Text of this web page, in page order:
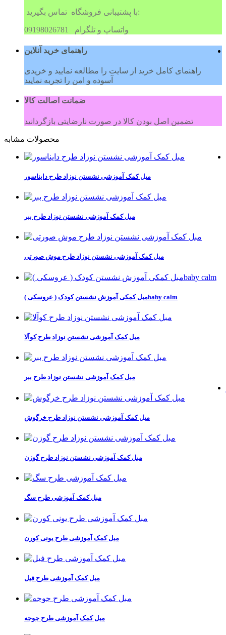
با پشتیبانی فروشگاه تماس بگیرید:
09198026781 واتساپ و تلگرام
راهنمای خرید آنلاین
راهنمای کامل خرید از سایت را مطالعه نمایید و خریدی
آسوده و امن را تجربه نمایید
ضمانت اصالت کالا
تضمین اصل بودن کالا در صورت نارضایتی بازگردانید
محصولات مشابه
مبل کمک آموزشی نشستن نوزاد طرح دایناسور
مبل کمک آموزشی نشستن نوزاد طرح ببر
مبل کمک آموزشی نشستن نوزاد طرح موش صورتی
مبل کمکی آموزش نشستن کودک ( عروسکی )baby calm
مبل کمک آموزشی نشستن نوزاد طرح کوآلا
مبل کمک آموزشی نشستن نوزاد طرح ببر
مبل کمک آموزشی نشستن نوزاد طرح خرگوش
مبل کمک آموزشی نشستن نوزاد طرح گوزن
مبل کمک آموزشی طرح سگ
مبل کمک آموزشی طرح یونی کورن
مبل کمک آموزشی طرح فیل
مبل کمک آموزشی طرح جوجه